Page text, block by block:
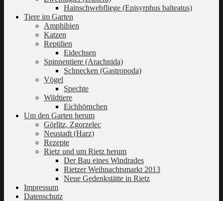
Hainschwebfliege (Episyrphus balteatus)
Tiere im Garten
Amphibien
Katzen
Reptilien
Eidechsen
Spinnentiere (Arachnida)
Schnecken (Gastropoda)
Vögel
Spechte
Wildtiere
Eichhörnchen
Um den Garten herum
Görlitz, Zgorzelec
Neustadt (Harz)
Rezepte
Rietz und um Rietz herum
Der Bau eines Windrades
Rietzer Weihnachtsmarkt 2013
Neue Gedenkstätte in Rietz
Impressum
Datenschutz